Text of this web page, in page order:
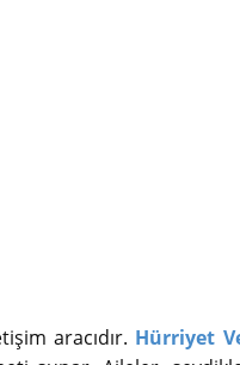
aracıdır. Hürriyet